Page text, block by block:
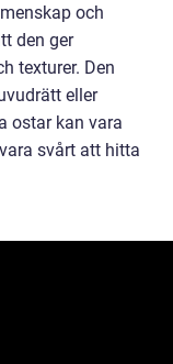
och
den ger
texturer. Den
eller
ostar kan vara
svårt att hitta